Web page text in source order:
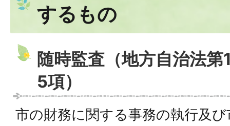
するもの
随時監査（地方自治法
5項）
市の財務に関する事務の執行及